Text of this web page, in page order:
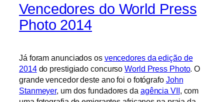
Vencedores do World Press
Photo 2014
Já foram anunciados os vencedores da edição de
2014do prestigiado concursoWorld Press Photo. O
grande vencedor deste ano foi o fotógrafo John
Stanmeyer, um dos fundadores da agência VII , com